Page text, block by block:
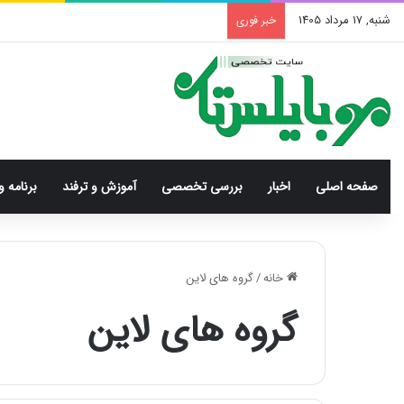
شنبه, 17 مرداد 1405 خبر فوری
صفحه اصلی اخبار بررسی‌ تخصصی آموزش و ترفند برنامه
خانه/گروه های لاین
گروه های لاین